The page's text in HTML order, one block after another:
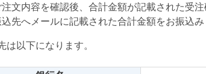
文内容を確認後、合計金額が記載された受注
先へメールに記載された合計金額をお振込み
は以下になります。